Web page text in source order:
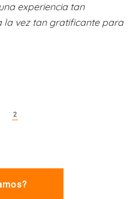
experiencia tan
vez tan gratificante para
2